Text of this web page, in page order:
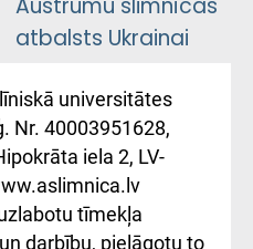
Austrumu slimnīcas
atbalsts Ukrainai
Підтримка Східної
лікарні та співпраця з
Україною
universitātes
Nr. 40003951628,
iela 2, LV-
tīmekļa
darbību, pielāgotu to